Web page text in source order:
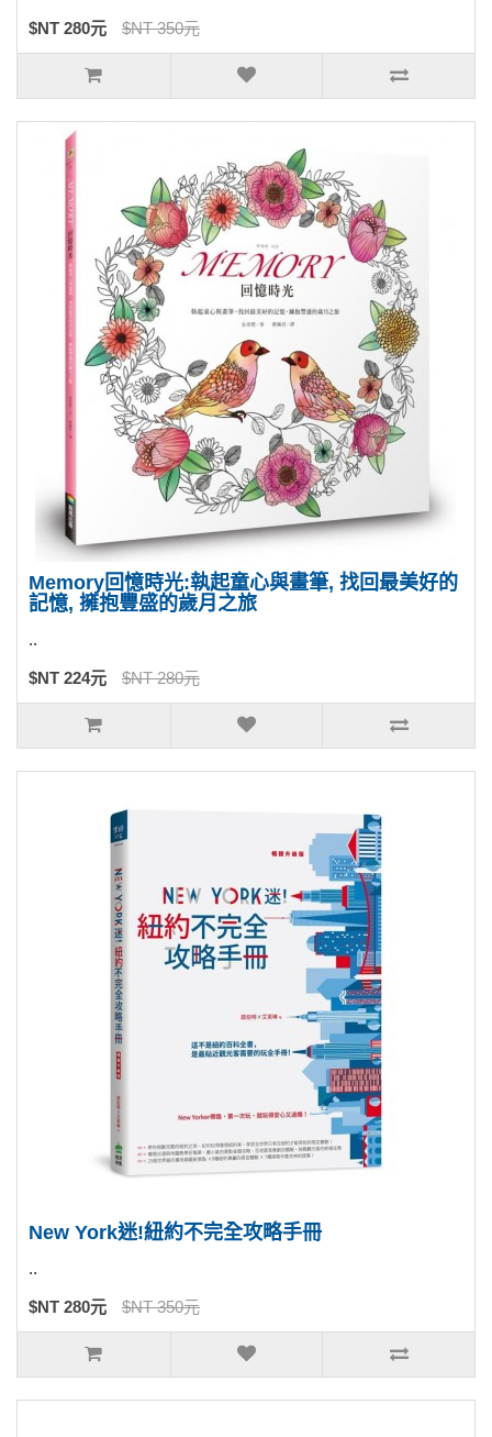
$NT 280元 $NT 350元
Memory回憶時光:執起童心與畫筆, 找回最美好的
記憶, 擁抱豐盛的歲月之旅
..
$NT 224元 $NT 280元
New York迷!紐約不完全攻略手冊
..
$NT 280元 $NT 350元